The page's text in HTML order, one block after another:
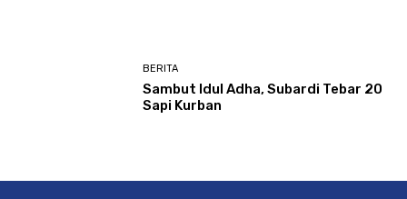
BERITA
Sambut Idul Adha, Subardi Tebar 20
Sapi Kurban